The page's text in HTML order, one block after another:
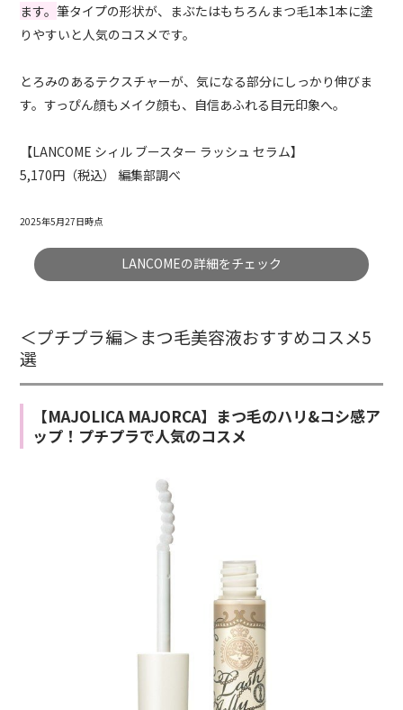
ます。筆タイプの形状が、まぶたはもちろんまつ毛1本1本に塗
りやすいと人気のコスメです。
とろみのあるテクスチャーが、気になる部分にしっかり伸びま
す。すっぴん顔もメイク顔も、自信あふれる目元印象へ。
【LANCOME シィル ブースター ラッシュ セラム】
5,170円（税込） 編集部調べ
2025年5月27日時点
LANCOMEの詳細をチェック
＜プチプラ編＞まつ毛美容液おすすめコスメ5
選
【MAJOLICA MAJORCA】まつ毛のハリ&コシ感ア
ップ！プチプラで人気のコスメ